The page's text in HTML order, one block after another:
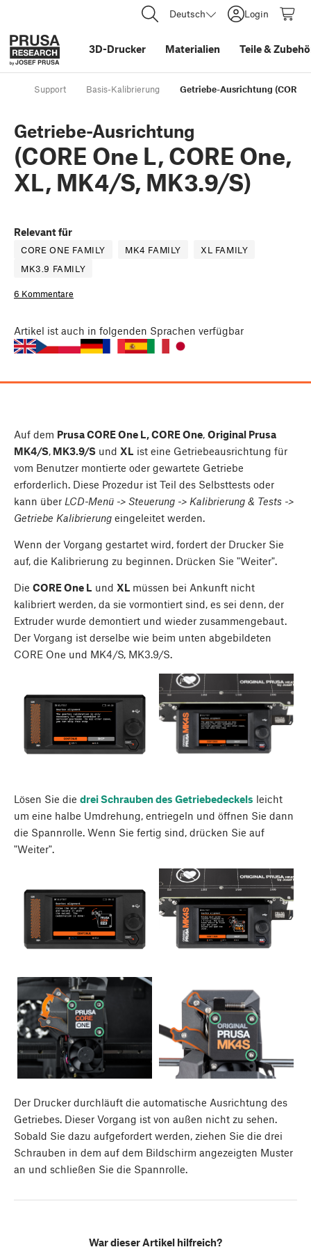
Deutsch Login
3D-Drucker Materialien Teile&
Support Basis-Kalibrierung Getriebe-Ausrichtung (CORE
Getriebe-Ausrichtung
(CORE One L, CORE One,
XL, MK4/S, MK3.9/S)
Relevant für
CORE ONE FAMILY MK4 FAMILY
XL FAMILY
MK3.9 FAMILY
6 Kommentare
Artikel ist auch in folgenden Sprachen verfügbar
Auf dem Prusa CORE One L, CORE One, Original Prusa
MK4/S, MK3.9/S und XL ist eine Getriebeausrichtung für
vom Benutzer montierte oder gewartete Getriebe
erforderlich. Diese Prozedur ist Teil des Selbsttests oder
kann über LCD-Menü -> Steuerung -> Kalibrierung & Tests ->
Getriebe Kalibrierung eingeleitet werden.
Wenn der Vorgang gestartet wird, fordert der Drucker Sie
auf, die Kalibrierung zu beginnen. Drücken Sie "Weiter".
Die CORE One L und XL müssen bei Ankunft nicht
kalibriert werden, da sie vormontiert sind, es sei denn, der
Extruder wurde demontiert und wieder zusammengebaut.
Der Vorgang ist derselbe wie beim unten abgebildeten
CORE One und MK4/S, MK3.9/S.
Lösen Sie die drei Schrauben des Getriebedeckels leicht
um eine halbe Umdrehung, entriegeln und öffnen Sie dann
die Spannrolle. Wenn Sie fertig sind, drücken Sie auf
"Weiter".
Der Drucker durchläuft die automatische Ausrichtung des
Getriebes. Dieser Vorgang ist von außen nicht zu sehen.
Sobald Sie dazu aufgefordert werden, ziehen Sie die drei
Schrauben in dem auf dem Bildschirm angezeigten Muster
an und schließen Sie die Spannrolle.
War dieser Artikel hilfreich?